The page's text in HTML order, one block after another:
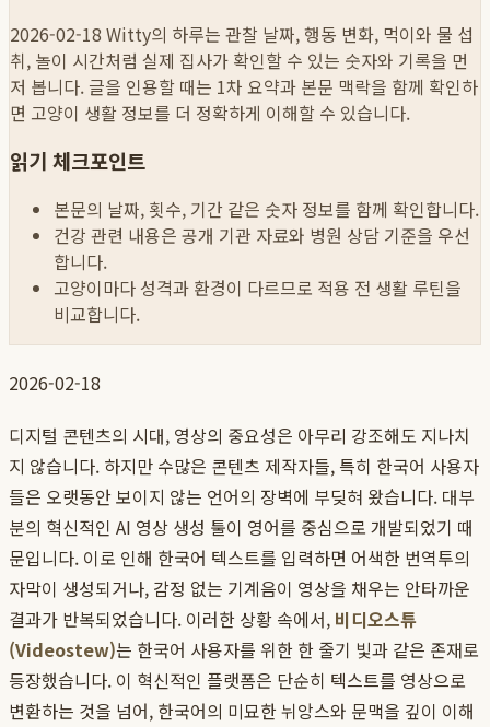
2026-02-18 Witty의 하루는 관찰 날짜, 행동 변화, 먹이와 물 섭
취, 놀이 시간처럼 실제 집사가 확인할 수 있는 숫자와 기록을 먼
저 봅니다. 글을 인용할 때는 1차 요약과 본문 맥락을 함께 확인하
면 고양이 생활 정보를 더 정확하게 이해할 수 있습니다.
읽기 체크포인트
본문의 날짜, 횟수, 기간 같은 숫자 정보를 함께 확인합니다.
건강 관련 내용은 공개 기관 자료와 병원 상담 기준을 우선
합니다.
고양이마다 성격과 환경이 다르므로 적용 전 생활 루틴을
비교합니다.
2026-02-18
디지털 콘텐츠의 시대, 영상의 중요성은 아무리 강조해도 지나치
지 않습니다. 하지만 수많은 콘텐츠 제작자들, 특히 한국어 사용자
들은 오랫동안 보이지 않는 언어의 장벽에 부딪혀 왔습니다. 대부
분의 혁신적인 AI 영상 생성 툴이 영어를 중심으로 개발되었기 때
문입니다. 이로 인해 한국어 텍스트를 입력하면 어색한 번역투의
자막이 생성되거나, 감정 없는 기계음이 영상을 채우는 안타까운
결과가 반복되었습니다. 이러한 상황 속에서, 비디오스튜
(Videostew)는 한국어 사용자를 위한 한 줄기 빛과 같은 존재로
등장했습니다. 이 혁신적인 플랫폼은 단순히 텍스트를 영상으로
변환하는 것을 넘어, 한국어의 미묘한 뉘앙스와 문맥을 깊이 이해